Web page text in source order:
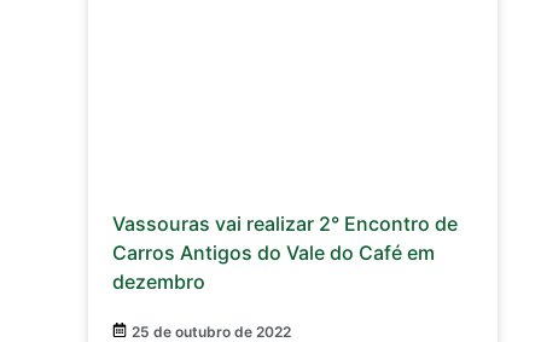
Vassouras vai realizar 2° Encontro de
Carros Antigos do Vale do Café em
dezembro
25 de outubro de 2022